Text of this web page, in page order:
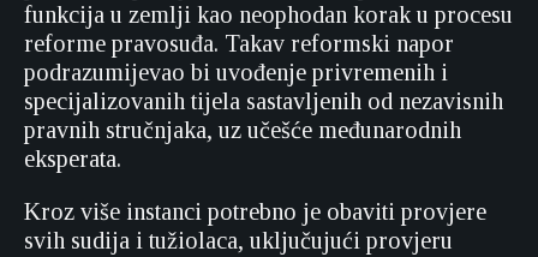
funkcija u zemlji kao neophodan korak u procesu
reforme pravosuđa. Takav reformski napor
podrazumijevao bi uvođenje privremenih i
specijalizovanih tijela sastavljenih od nezavisnih
pravnih stručnjaka, uz učešće međunarodnih
eksperata.
Kroz više instanci potrebno je obaviti provjere
svih sudija i tužiolaca, uključujući provjeru